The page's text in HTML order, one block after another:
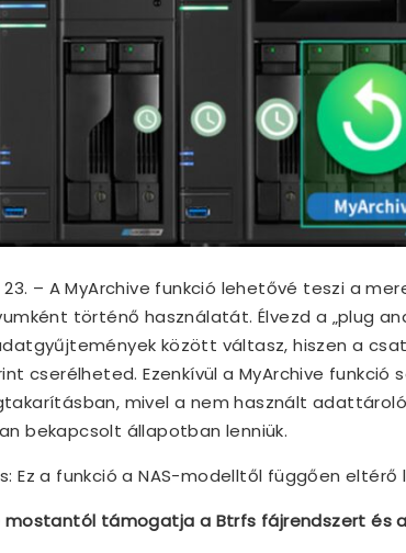
23. – A MyArchive funkció lehetővé teszi a
történő használatát. Élvezd a „plug
között váltasz, hiszen a
cserélheted. Ezenkívül a MyArchive funkció
mivel a nem használt
bekapcsolt állapotban lenniük.
Ez a funkció a NAS-modelltől függően eltérő
mostantól támogatja a Btrfs fájrendszert és